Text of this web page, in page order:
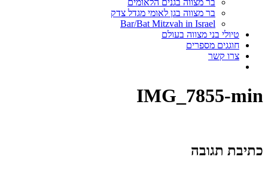
בר מצווה בגנים הלאומים
בר מצווה בגן לאומי מגדל צדק
Bar/Bat Mitzvah in Israel
טיולי בני מצווה בעולם
חוגגים מספרים
צרו קשר
IMG_7855-min
כתיבת תגובה